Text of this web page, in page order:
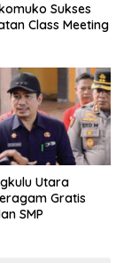
Sukses
Class Meeting
Utara
Gratis
SMP